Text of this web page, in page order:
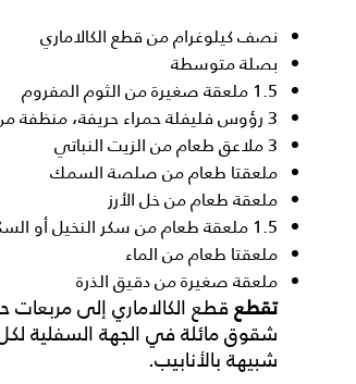
نصف كيلوغرام من قطع الكالاماري
بصلة متوسطة
1.5 ملعقة صغيرة من الثوم المفروم
3 رؤوس فليفلة حمراء حريفة، منظفة من البذور ومفرومة
3 ملاعق طعام من الزيت النباتي
ملعقتا طعام من صلصة السمك
ملعقة طعام من خل الأرز
1.5 ملعقة طعام من سكر النخيل أو السكر الأسمر
ملعقتا طعام من الماء
ملعقة صغيرة من دقيق الذرة
تقطع
شقوق مائلة في الجهة السفلية
شبيهة بالأنابيب.